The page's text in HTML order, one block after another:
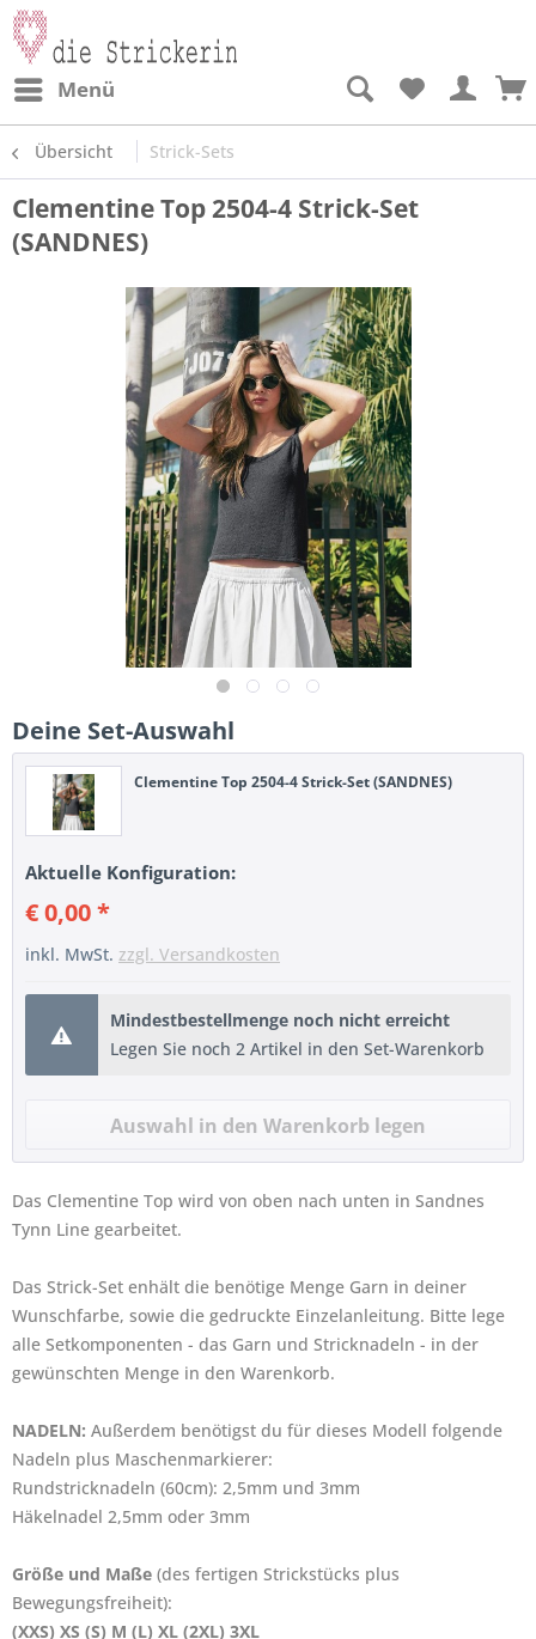
Menü
Übersicht Strick-Sets
Clementine Top 2504-4 Strick-Set
(SANDNES)
Deine Set-Auswahl
Clementine Top 2504-4 Strick-Set (SANDNES)
Aktuelle Konfiguration:
€ 0,00 *
inkl. MwSt. zzgl. Versandkosten
Mindestbestellmenge noch nicht erreicht
Legen Sie noch 2 Artikel in den Set-Warenkorb
Das Clementine Top wird von oben nach unten in Sandnes
Tynn Line gearbeitet.
Das Strick-Set enhält die benötige Menge Garn in deiner
Wunschfarbe, sowie die gedruckte Einzelanleitung. Bitte lege
alle Setkomponenten - das Garn und Stricknadeln - in der
gewünschten Menge in den Warenkorb.
NADELN: Außerdem benötigst du für dieses Modell folgende
Nadeln plus Maschenmarkierer:
Rundstricknadeln (60cm): 2,5mm und 3mm
Häkelnadel 2,5mm oder 3mm
Größe und Maße (des fertigen Strickstücks plus
Bewegungsfreiheit):
(XXS) XS (S) M (L) XL (2XL) 3XL